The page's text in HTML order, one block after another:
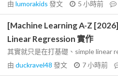
由 lumorakids 發文 5 小時前
[Machine Learning A-Z
Linear Regression 實作
其實就只是在打基礎、simple linear
由 duckravel48 發文 7 小時前